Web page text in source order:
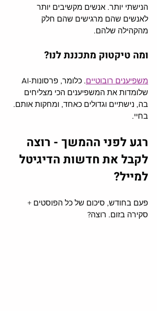
הנישתי יותר. אנשים מקשיבים יותר
לאנשים שהם מרגישים שהם חלק
מהקהילה שלהם.
ומה טיקטוק מתכננת לנו?
משפיענים רובוטיים
שלומדות את המשפיענים הכי מצליחים
בה, נישתיים וגדולים כאחד, ומחקות אותם.
בחיי.
רגע לפני ההמשך - רוצה
לקבל את חדשות הדיגיטל
למייל?
פעם בחודש, סיכום של כל הפוסטים +
סקירה בזום. רוצה?